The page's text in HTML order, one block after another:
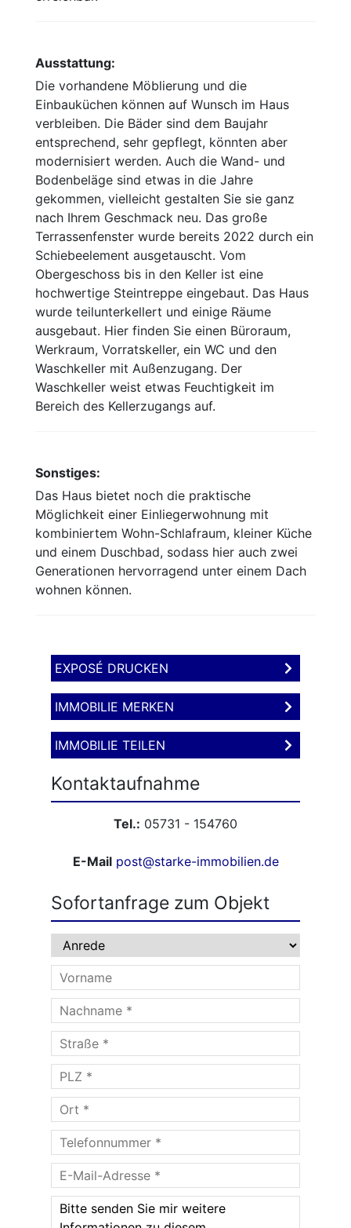
Ausstattung:
Die vorhandene Möblierung und die
Einbauküchen können auf Wunsch im Haus
verbleiben. Die Bäder sind dem Baujahr
entsprechend, sehr gepflegt, könnten aber
modernisiert werden. Auch die Wand- und
Bodenbeläge sind etwas in die Jahre
gekommen, vielleicht gestalten Sie sie ganz
nach Ihrem Geschmack neu. Das große
Terrassenfenster wurde bereits 2022 durch ein
Schiebeelement ausgetauscht. Vom
Obergeschoss bis in den Keller ist eine
hochwertige Steintreppe eingebaut. Das Haus
wurde teilunterkellert und einige Räume
ausgebaut. Hier finden Sie einen Büroraum,
Werkraum, Vorratskeller, ein WC und den
Waschkeller mit Außenzugang. Der
Waschkeller weist etwas Feuchtigkeit im
Bereich des Kellerzugangs auf.
Sonstiges:
Das Haus bietet noch die praktische
Möglichkeit einer Einliegerwohnung mit
kombiniertem Wohn-Schlafraum, kleiner Küche
und einem Duschbad, sodass hier auch zwei
Generationen hervorragend unter einem Dach
wohnen können.
EXPOSÉ DRUCKEN
IMMOBILIE MERKEN
IMMOBILIE TEILEN
Kontaktaufnahme
Tel.: 05731 - 154760
E-Mail post@starke-immobilien.de
Sofortanfrage zum Objekt